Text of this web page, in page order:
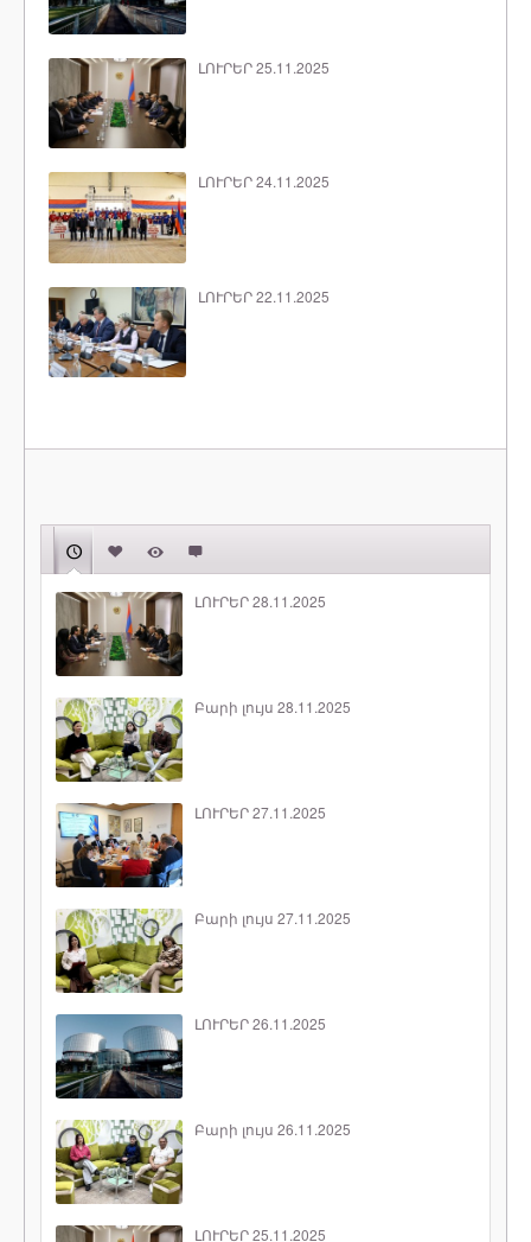
ԼՈՒՐԵՐ 25.11.2025
ԼՈՒՐԵՐ 24.11.2025
ԼՈՒՐԵՐ 22.11.2025
ԼՈՒՐԵՐ 28.11.2025
Բարի լույս 28.11.2025
ԼՈՒՐԵՐ 27.11.2025
Բարի լույս 27.11.2025
ԼՈՒՐԵՐ 26.11.2025
Բարի լույս 26.11.2025
ԼՈՒՐԵՐ 25.11.2025